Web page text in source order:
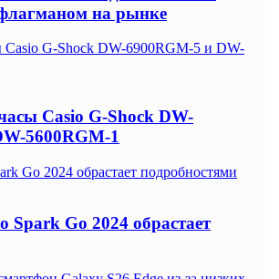
на рынке
Casio G-Shock DW-6900RGM-5 и DW-
Casio G-Shock DW-
5600RGM-1
Go 2024 обрастает подробностями
Spark Go 2024 обрастает